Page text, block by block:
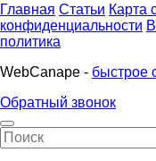
Главная Статьи Карта
конфиденциальности
политика
WebCanape - быстрое
Обратный звонок